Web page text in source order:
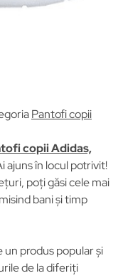
Pantofi copii
copii Adidas,
ajuns în locul potrivit!
poți găsi cele mai
bani și timp
produs popular și
de la diferiți